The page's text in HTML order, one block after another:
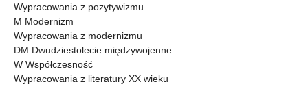
Wypracowania z pozytywizmu
M Modernizm
Wypracowania z modernizmu
DM Dwudziestolecie międzywojenne
W Współczesność
Wypracowania z literatury XX wieku